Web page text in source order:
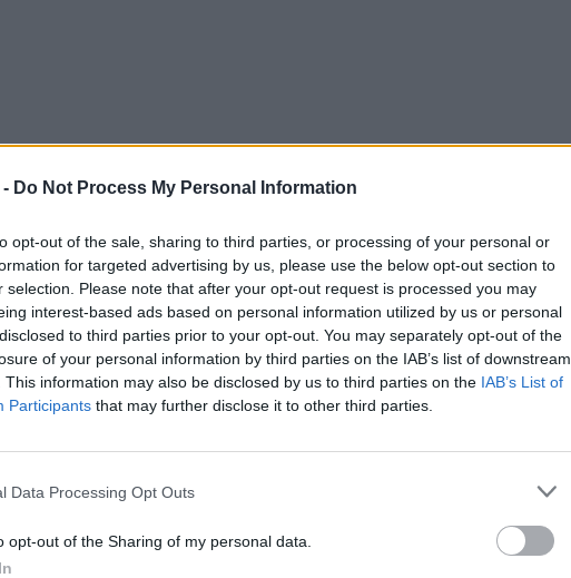
Do Not Process My Personal Information
opt-out of the sale, sharing to third parties, or processing of your personal or
for targeted advertising by us, please use the below opt-out section to
selection. Please note that after your opt-out request is processed you may
interest-based ads based on personal information utilized by us or personal
to third parties prior to your opt-out. You may separately opt-out of the
of your personal information by third parties on the IAB’s list of downstream
This information may also be disclosed by us to third parties on the IAB’s List of
Participants that may further disclose it to other third parties.
Data Processing Opt Outs
opt-out of the Sharing of my personal data.
jest jednak przemiana. Przede wszystkim
wczesną wiosną, do wypielęgnowanego
też osoby przebywające i pracujące w nim,
Wszyscy oni zaczynają zdrowieć fizycznie i
oraz jego sens. Mary odkrywa, że jest
się, że nie ma garbu, może chodzić i
Archibald Craven dowiaduje się tam, że jego